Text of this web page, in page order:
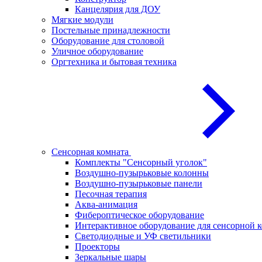
Канцелярия для ДОУ
Мягкие модули
Постельные принадлежности
Оборудование для столовой
Уличное оборудование
Оргтехника и бытовая техника
Сенсорная комната
Комплекты "Сенсорный уголок"
Воздушно-пузырьковые колонны
Воздушно-пузырьковые панели
Песочная терапия
Аква-анимация
Фибероптическое оборудование
Интерактивное оборудование для сенсорной
Светодиодные и УФ светильники
Проекторы
Зеркальные шары